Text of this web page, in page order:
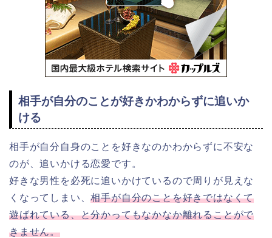
相手が自分のことが好きかわからずに追いか
ける
相手が自分自身のことを好きなのかわからずに不安な
のが、追いかける恋愛です。
好きな男性を必死に追いかけているので周りが見えな
くなってしまい、相手が自分のことを好きではなくて
遊ばれている、と分かってもなかなか離れることがで
きません。